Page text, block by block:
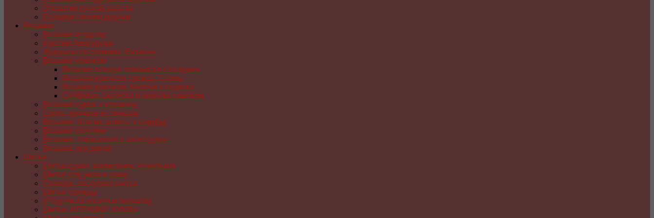
Открытки ручной работы
Подарки своими руками
Вязание
Вязание игрушек
Куколки Амигуруми
Журналы со схемами. Вязание
Вязание крючком
Вязание пледов, покрывал и подушек
Вязаная крючком одежда. Схемы
Вязание крючком. Мелочи и поделки
Салфетки, скатерти и коврики крючком
Вязание сумок и корзинок
Цветы крючком и спицами
Вязание. Шапки, шляпы и шарфы
Вязание спицами
Вязание. Украшения и аксессуары
Вязание для детей
Шитье
Шитье сумок, косметичек, кошельков
Шитье для уюта в доме
Пэчворк, лоскутное шитье
Шитье одежды
Игрушки из носков и перчаток
Шитье. ИГРУШКИ, КУКЛЫ